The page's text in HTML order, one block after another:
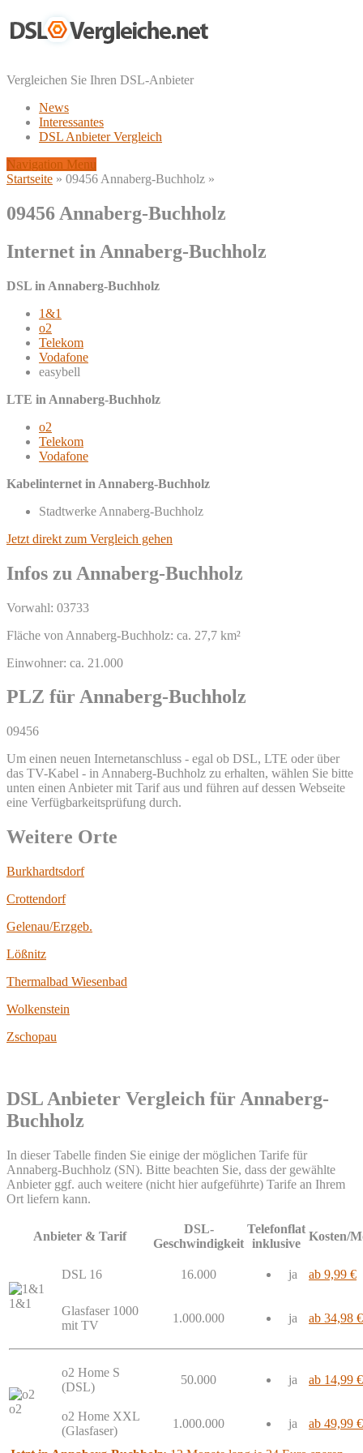
Vergleichen Sie Ihren DSL-Anbieter
News
Interessantes
DSL Anbieter Vergleich
Navigation Menu
Startseite » 09456 Annaberg-Buchholz »
09456 Annaberg-Buchholz
Internet in Annaberg-Buchholz
DSL in Annaberg-Buchholz
1&1
o2
Telekom
Vodafone
easybell
LTE in Annaberg-Buchholz
o2
Telekom
Vodafone
Kabelinternet in Annaberg-Buchholz
Stadtwerke Annaberg-Buchholz
Jetzt direkt zum Vergleich gehen
Infos zu Annaberg-Buchholz
Vorwahl: 03733
Fläche von Annaberg-Buchholz: ca. 27,7 km²
Einwohner: ca. 21.000
PLZ für Annaberg-Buchholz
09456
Um einen neuen Internetanschluss - egal ob DSL, LTE oder über
das TV-Kabel - in Annaberg-Buchholz zu erhalten, wählen Sie bitte
unten einen Anbieter mit Tarif aus und führen auf dessen Webseite
eine Verfügbarkeitsprüfung durch.
Weitere Orte
Burkhardtsdorf
Crottendorf
Gelenau/Erzgeb.
Lößnitz
Thermalbad Wiesenbad
Wolkenstein
Zschopau
DSL Anbieter Vergleich für Annaberg-
Buchholz
In dieser Tabelle finden Sie einige der möglichen Tarife für
Annaberg-Buchholz (SN). Bitte beachten Sie, dass der gewählte
Anbieter ggf. auch weitere (nicht hier aufgeführte) Tarife an Ihrem
Ort liefern kann.
Anbieter & Tarif
DSL-
Geschwindigkeit
Telefonflat
inklusive
Kosten/
1&1
DSL 16 16.000 ja ab 9,99 €
Glasfaser 1000
mit TV
1.000.000 ja ab 34,98 €
o2
o2 Home S
(DSL)
50.000 ja ab 14,99 €
o2 Home XXL
(Glasfaser)
1.000.000 ja ab 49,99 €